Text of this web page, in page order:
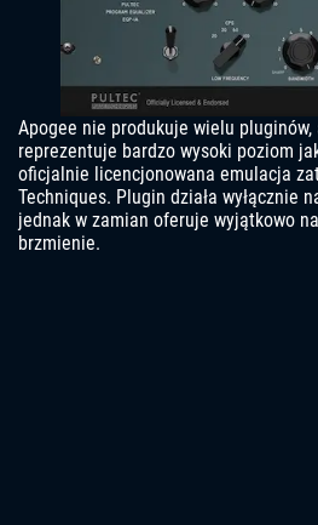
Apogee nie produkuje wielu pluginów,
reprezentuje bardzo wysoki poziom
oficjalnie licencjonowana emulacja
Techniques. Plugin działa wyłącznie
jednak w zamian oferuje wyjątkowo
brzmienie.